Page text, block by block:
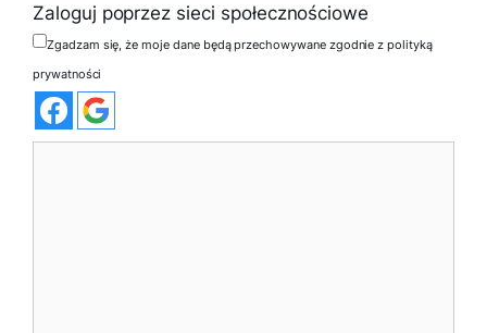
Zaloguj poprzez sieci społecznościowe
Zgadzam się, że moje dane będą przechowywane zgodnie z polityką
prywatności